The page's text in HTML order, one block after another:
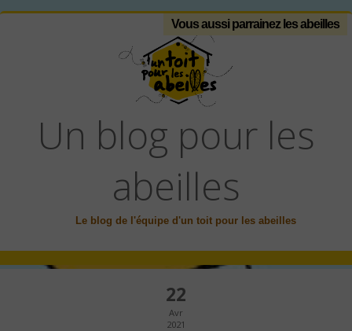
Vous aussi parrainez les abeilles
Un blog pour les
abeilles
Le blog de l'équipe d'un toit pour les abeilles
22
Avr
2021